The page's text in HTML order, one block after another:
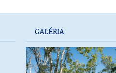
GALÉRIA